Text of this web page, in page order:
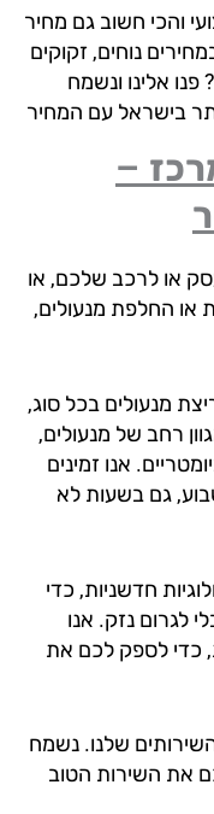
חשוב גם מחיר
נוחים, זקוקים
ונשמח
עם המחיר
–
לרכב שלכם, או
מנעולים,
בכל סוג,
של מנעולים,
אנו זמינים
בשבוע, גם בשעות לא
חדשניות, כדי
נזק. אנו
לספק לכם את
שלנו. נשמח
הטוב